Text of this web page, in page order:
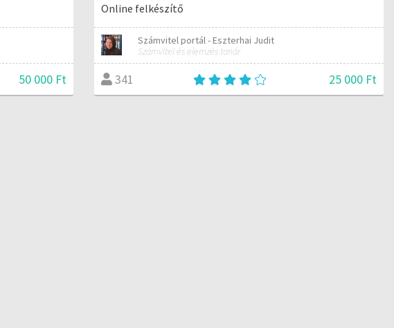
50 000 Ft
Online felkészítő
Számvitel portál - Eszterhai Judit
Számvitel és elemzés tanár
341 25 000 Ft